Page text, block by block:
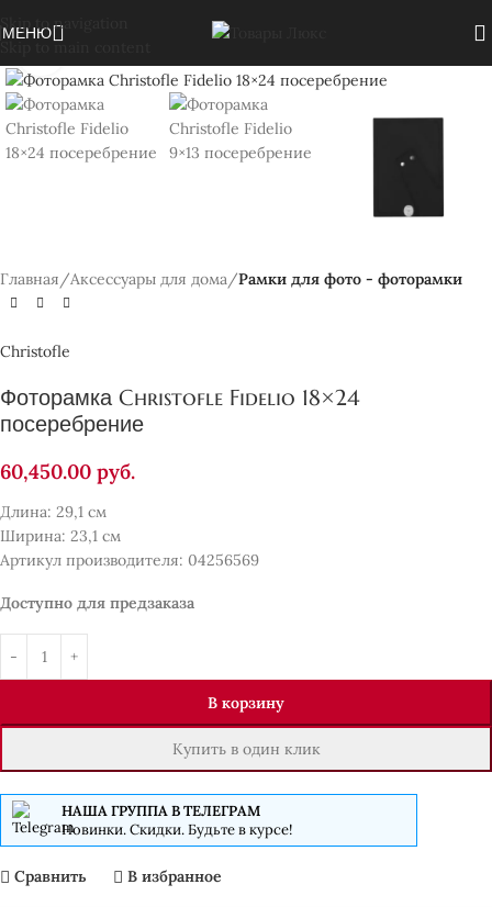
Skip to navigation
Skip to main content
МЕНЮ
Главная Аксессуары для дома Рамки для фото - фоторамки
Christofle
Фоторамка Christofle Fidelio 18×24
посеребрение
60,450.00 руб.
Длина: 29,1 см
Ширина: 23,1 см
Артикул производителя: 04256569
Доступно для предзаказа
В корзину
Купить в один клик
НАША ГРУППА В ТЕЛЕГРАМ
Новинки. Скидки. Будьте в курсе!
Сравнить В избранное